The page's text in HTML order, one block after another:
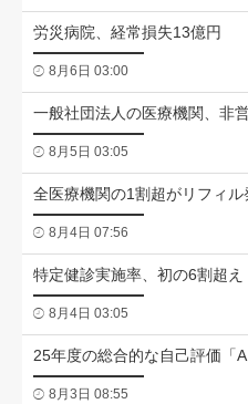
労災病院、経常損失13億円
8月6日 03:00
一般社団法人の医療機関、非
8月5日 03:05
全医療機関の1割超がリフィル
8月4日 07:56
特定健診実施率、初の6割超
8月4日 03:05
25年度の総合的な自己評価
8月3日 08:55